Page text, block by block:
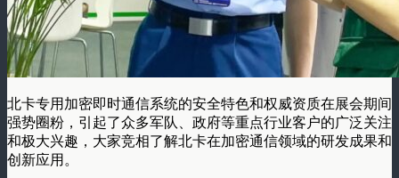
北卡专用加密即时通信系统的安全特色和权威资质在展会期间
强势圈粉，引起了众多军队、政府等重点行业客户的广泛关注
和极大兴趣，大家竞相了解北卡在加密通信领域的研发成果和
创新应用。